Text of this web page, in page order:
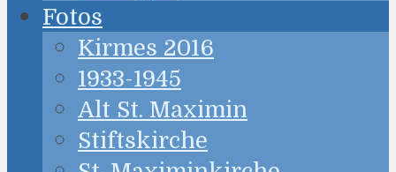
Fotos
Kirmes 2016
1933-1945
Alt St. Maximin
Stiftskirche